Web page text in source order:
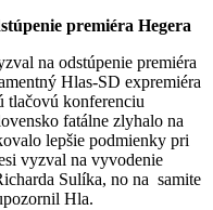
premiéra Hegera
na odstúpenie premiéra
Hlas-SD expremiéra
tlačovú konferenciu
fatálne zlyhalo na
lepšie podmienky pri
vyzval na vyvodenie
Sulíka, no na samite
Hla.